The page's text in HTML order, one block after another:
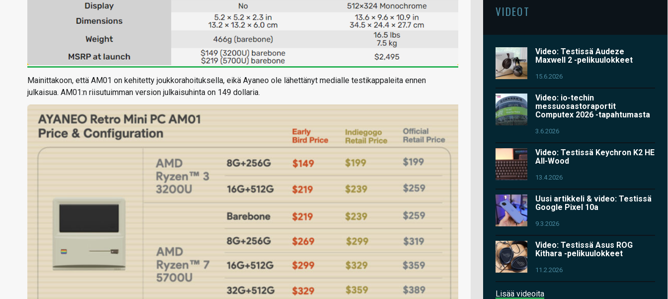
Mainittakoon, että AM01 on kehitetty joukkorahoituksella, eikä Ayaneo ole lähettänyt medialle testikappaleita ennen
julkaisua. AM01:n riisutuimman version julkaisuhinta on 149 dollaria.
VIDEOT
Video: Testissä Audeze
Maxwell 2 -pelikuulokkeet
15.6.2026
Video: io-techin
messuosastoraportit
Computex 2026 -tapahtumasta
3.6.2026
Video: Testissä Keychron K2 HE
All-Wood
13.4.2026
Uusi artikkeli & video: Testissä
Google Pixel 10a
9.3.2026
Video: Testissä Asus ROG
Kithara -pelikuulokkeet
11.2.2026
Lisää videoita